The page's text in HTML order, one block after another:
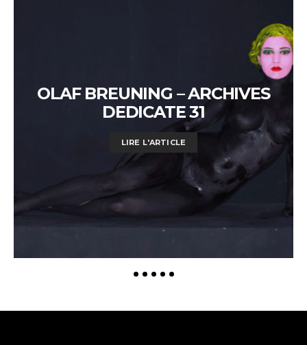
OLAF BREUNING – ARCHIVES
DEDICATE 31
LIRE L'ARTICLE